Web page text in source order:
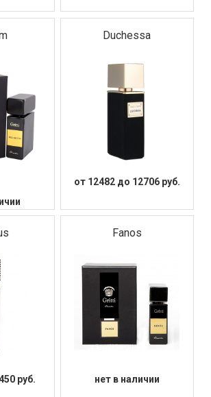
Duchessa
от 12482 до 12706 руб.
руб.
Fanos
нет в наличии